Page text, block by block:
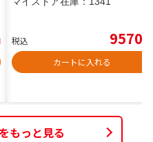
税込 9570
カートに入れる
もっと見る